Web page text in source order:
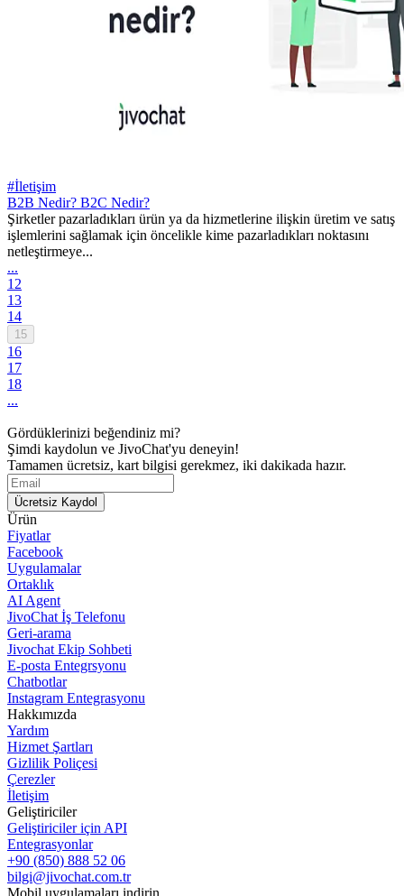
#İletişim
B2B Nedir? B2C Nedir?
Şirketler pazarladıkları ürün ya da hizmetlerine ilişkin üretim ve satış
işlemlerini sağlamak için öncelikle kime pazarladıkları noktasını
netleştirmeye...
...
12
13
14
15
16
17
18
...
Gördüklerinizi beğendiniz mi?
Şimdi kaydolun ve JivoChat'yu deneyin!
Tamamen ücretsiz, kart bilgisi gerekmez, iki dakikada hazır.
Ücretsiz Kaydol
Ürün
Fiyatlar
Facebook
Uygulamalar
Ortaklık
AI Agent
JivoChat İş Telefonu
Geri-arama
Jivochat Ekip Sohbeti
E-posta Entegrsyonu
Chatbotlar
Instagram Entegrasyonu
Hakkımızda
Yardım
Hizmet Şartları
Gizlilik Poliçesi
Çerezler
İletişim
Geliştiriciler
Geliştiriciler için API
Entegrasyonlar
+90 (850) 888 52 06
bilgi@jivochat.com.tr